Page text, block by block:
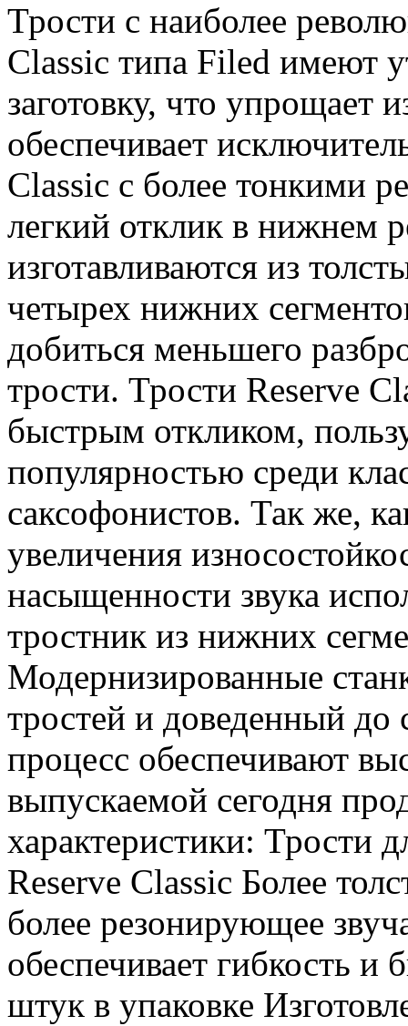
Трости с наиболее
Classic типа Filed имеют
заготовку, что упрощает
обеспечивает
Classic с более тонкими
легкий отклик в нижнем
изготавливаются из
четырех нижних
добиться меньшего
трости. Трости Reserve
быстрым откликом,
популярностью среди
саксофонистов. Так же,
увеличения
насыщенности звука
тростник из нижних
Модернизированные
тростей и доведенный до
процесс обеспечивают
выпускаемой сегодня
характеристики: Трости
Reserve Classic Более
более резонирующее
обеспечивает гибкость
штук в упаковке